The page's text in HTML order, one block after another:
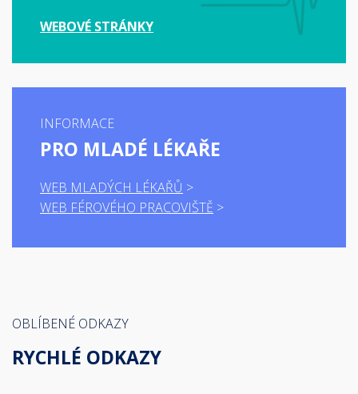
WEBOVÉ STRÁNKY
INFORMACE
PRO MLADÉ LÉKAŘE
WEB MLADÝCH LÉKAŘŮ
WEB FÉROVÉHO PRACOVIŠTĚ
OBLÍBENÉ ODKAZY
RYCHLÉ ODKAZY